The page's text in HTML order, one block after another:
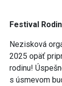
Festival
Nezisková
2025 opäť
rodinu!
s úsmevom